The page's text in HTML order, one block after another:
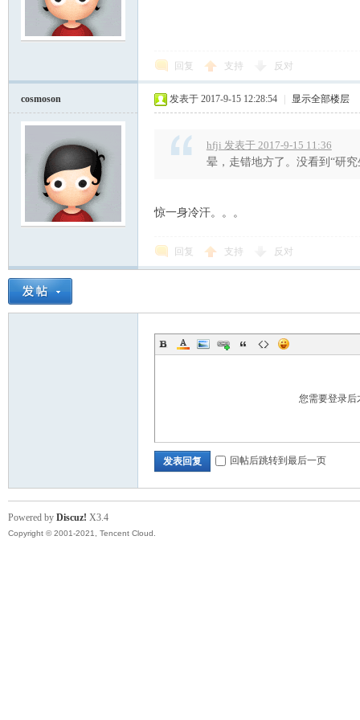
回复 支持 反对
cosmoson 发表于 2017-9-15 12:28:54 显示全部楼层
hfji 发表于 2017-9-15 11:36
晕，走错地方了。没看到“研究
惊一身冷汗。。。
回复 支持 反对
您需要登录
发表回复 回帖后跳转到最后一页
Powered by Discuz! X3.4
Copyright © 2001-2021, Tencent Cloud.